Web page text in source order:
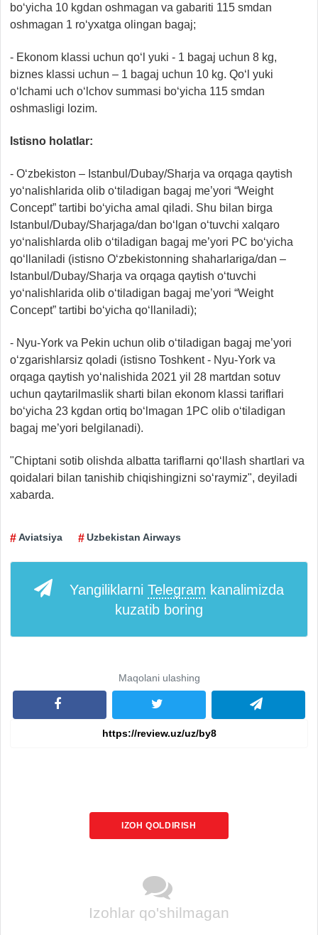
bo‘yicha 10 kgdan oshmagan va gabariti 115 smdan
oshmagan 1 ro‘yxatga olingan bagaj;
- Ekonom klassi uchun qo‘l yuki - 1 bagaj uchun 8 kg,
biznes klassi uchun – 1 bagaj uchun 10 kg. Qo‘l yuki
o‘lchami uch o‘lchov summasi bo‘yicha 115 smdan
oshmasligi lozim.
Istisno holatlar:
- O‘zbekiston – Istanbul/Dubay/Sharja va orqaga qaytish
yo‘nalishlarida olib o‘tiladigan bagaj me’yori “Weight
Concept” tartibi bo‘yicha amal qiladi. Shu bilan birga
Istanbul/Dubay/Sharjaga/dan bo‘lgan o‘tuvchi xalqaro
yo‘nalishlarda olib o‘tiladigan bagaj me’yori PC bo‘yicha
qo‘llaniladi (istisno O‘zbekistonning shaharlariga/dan –
Istanbul/Dubay/Sharja va orqaga qaytish o‘tuvchi
yo‘nalishlarida olib o‘tiladigan bagaj me’yori “Weight
Concept” tartibi bo‘yicha qo‘llaniladi);
- Nyu-York va Pekin uchun olib o‘tiladigan bagaj me’yori
o‘zgarishlarsiz qoladi (istisno Toshkent - Nyu-York va
orqaga qaytish yo‘nalishida 2021 yil 28 martdan sotuv
uchun qaytarilmaslik sharti bilan ekonom klassi tariflari
bo‘yicha 23 kgdan ortiq bo‘lmagan 1PC olib o‘tiladigan
bagaj me’yori belgilanadi).
"Chiptani sotib olishda albatta tariflarni qo‘llash shartlari va
qoidalari bilan tanishib chiqishingizni so‘raymiz", deyiladi
xabarda.
Aviatsiya Uzbekistan Airways
Yangiliklarni Telegram kanalimizda
kuzatib boring
Maqolani ulashing
IZOH QOLDIRISH
Izohlar qo'shilmagan